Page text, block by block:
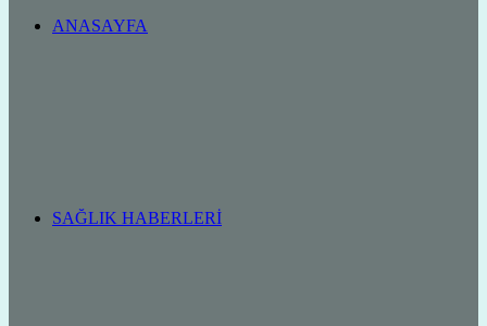
ANASAYFA
SAĞLIK HABERLERI